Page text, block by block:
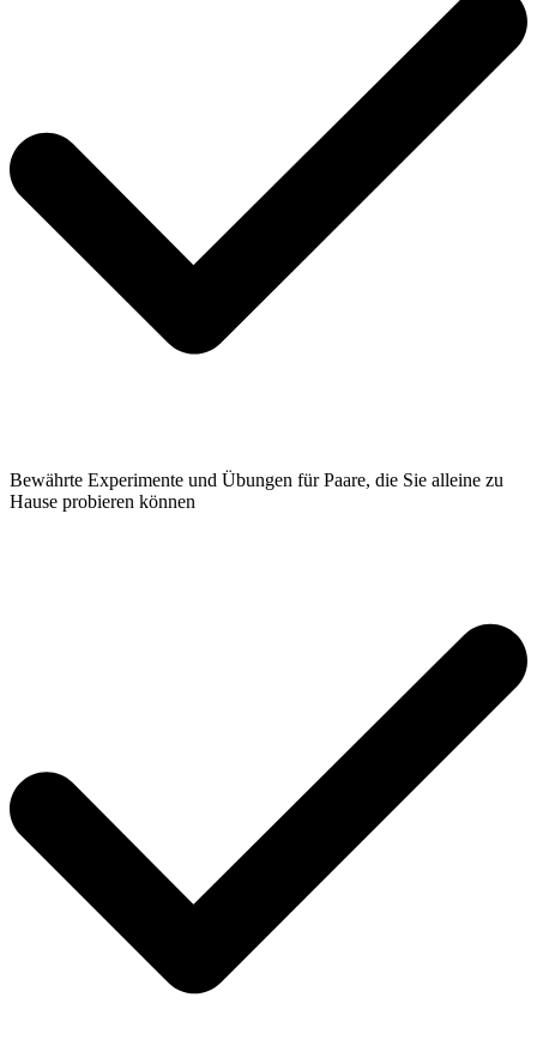
Bewährte Experimente und Übungen für Paare, die Sie alleine zu
Hause probieren können